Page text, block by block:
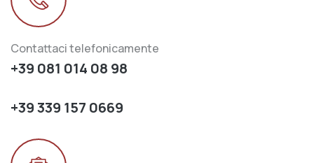
Contattaci telefonicamente
+39 081 014 08 98
+39 339 157 0669